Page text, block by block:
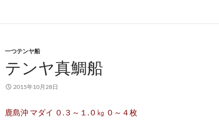
一つテンヤ船
テンヤ真鯛船
2015年10月28日
鹿島沖 マダイ ０.３～１.０㎏ ０～４枚